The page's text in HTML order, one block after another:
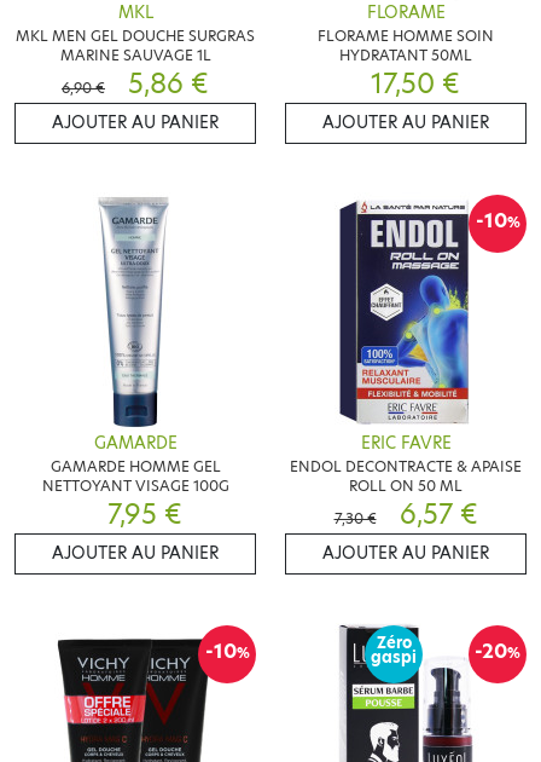
MKL
MKL MEN GEL DOUCHE SURGRAS
MARINE SAUVAGE 1L
6,90 €
5,86 €
AJOUTER AU PANIER
FLORAME
FLORAME HOMME SOIN
HYDRATANT 50ML
17,50 €
AJOUTER AU PANIER
GAMARDE
GAMARDE HOMME GEL
NETTOYANT VISAGE 100G
7,95 €
AJOUTER AU PANIER
-10%
ERIC FAVRE
ENDOL DECONTRACTE & APAISE
ROLL ON 50 ML
7,30 €
6,57 €
AJOUTER AU PANIER
-10% -20%
Zéro
gaspi